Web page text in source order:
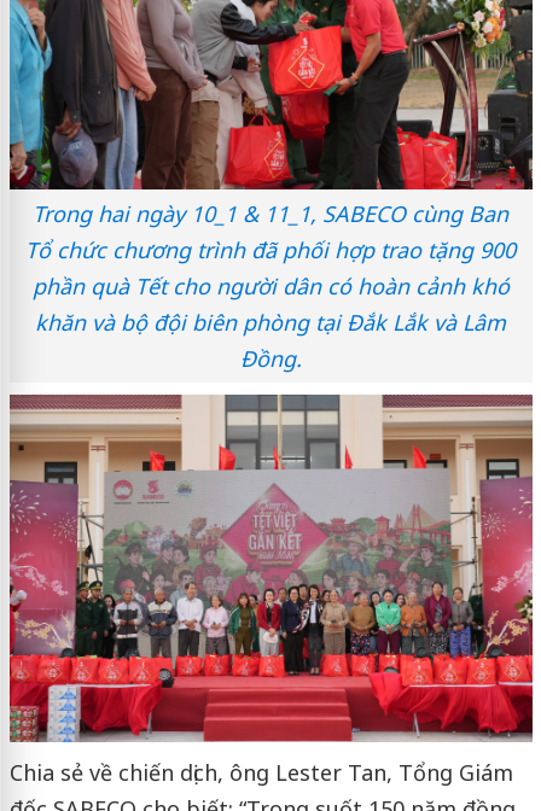
Trong hai ngày 10_1 & 11_1, SABECO cùng Ban
Tổ chức chương trình đã phối hợp trao tặng 900
phần quà Tết cho người dân có hoàn cảnh khó
khăn và bộ đội biên phòng tại Đắk Lắk và Lâm
Đồng.
Chia sẻ về chiến dịch, ông Lester Tan, Tổng Giám